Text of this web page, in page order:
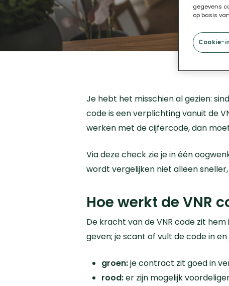
Je hebt het misschien al gezien:
code is een verplichting vanuit de
werken met de cijfercode, dan
Via deze check zie jein één
wordt vergelijken niet alleen
Hoe werkt de VNR
De kracht van de VNR code zit
geven; je scant of vult de code in
groen:je contract zit goed in
rood:er zijn mogelijk
gegevens
op basis
Cookie-